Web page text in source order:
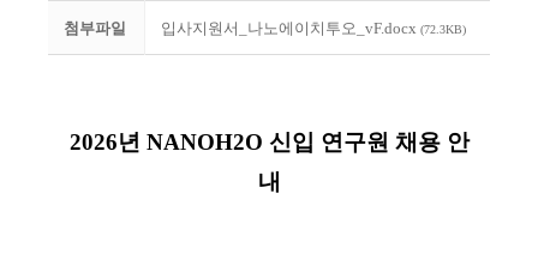
첨부파일 입사지원서_나노에이치투오_vF.docx (72.3KB)
2026년 NANOH2O 신입 연구원 채용 안
내